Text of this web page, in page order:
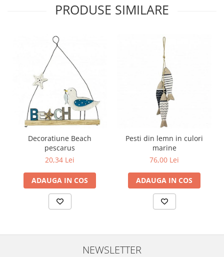
PRODUSE SIMILARE
Decoratiune Beach
pescarus
20,34 Lei
ADAUGA IN COS
Pesti din lemn in culori
marine
76,00 Lei
ADAUGA IN COS
NEWSLETTER